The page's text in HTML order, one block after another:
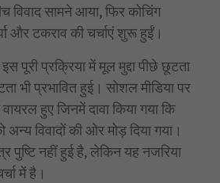
विवाद सामने आया, फिर कोचिंग
और टकराव की चर्चाएं शुरू हुईं।
पूरी प्रक्रिया में मूल मुद्दा पीछे छूटता
भी प्रभावित हुई। सोशल मीडिया पर
हुए जिनमें दावा किया गया कि
विवादों की ओर मोड़ दिया गया।
पुष्टि नहीं हुई है, लेकिन यह नजरिया
में है।